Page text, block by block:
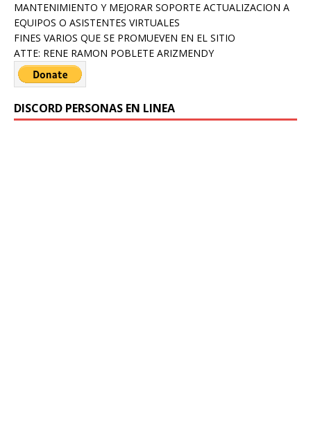
MANTENIMIENTO Y MEJORAR SOPORTE ACTUALIZACION A
EQUIPOS O ASISTENTES VIRTUALES
FINES VARIOS QUE SE PROMUEVEN EN EL SITIO
ATTE: RENE RAMON POBLETE ARIZMENDY
DISCORD PERSONAS EN LINEA